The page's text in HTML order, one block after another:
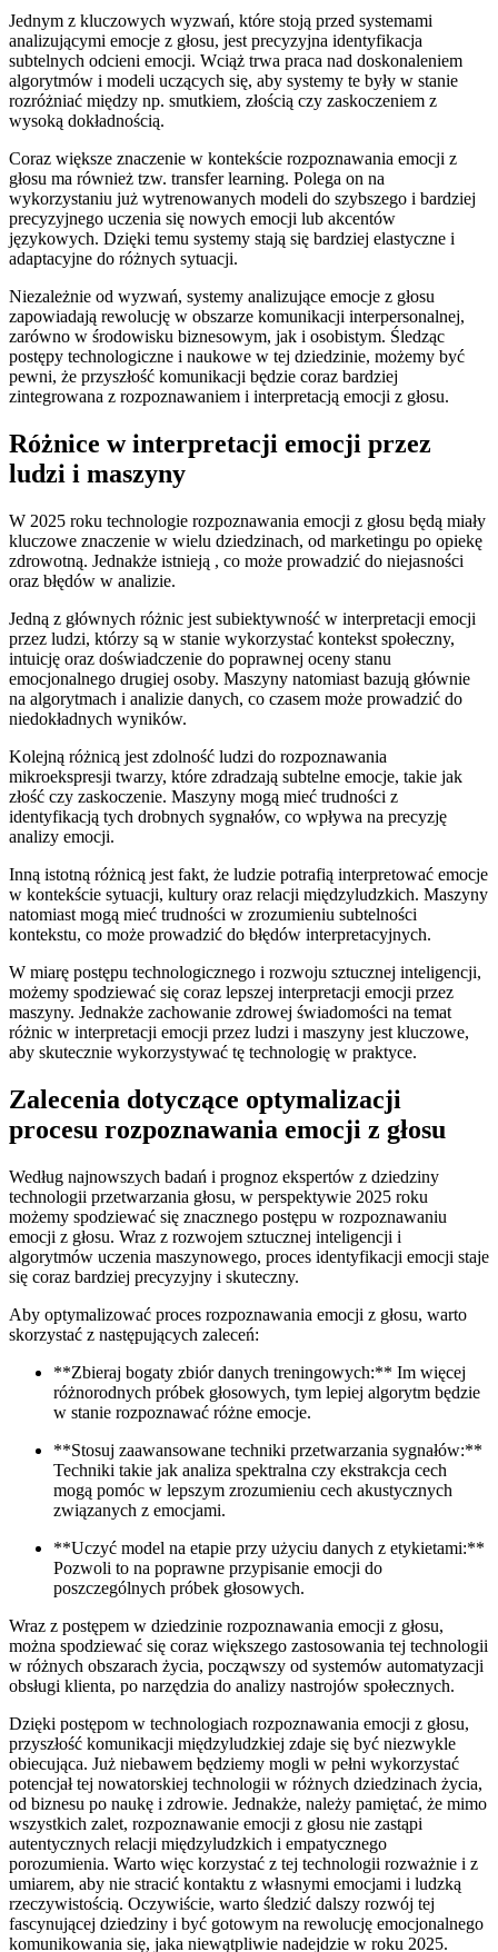
Jednym⁤ z kluczowych wyzwań, ‌które stoją przed systemami
analizującymi emocje z głosu, jest precyzyjna identyfikacja
⁢subtelnych odcieni emocji. Wciąż‍ trwa praca⁣ nad doskonaleniem⁣
algorytmów i modeli ⁤uczących ⁣się, aby systemy ‌te ‍były w⁤ stanie‍
rozróżniać między np. smutkiem, złością czy zaskoczeniem ⁤z
wysoką⁢ dokładnością.
Coraz ‍większe ⁣znaczenie w kontekście rozpoznawania emocji⁤ z
głosu‌ ma również⁤ tzw. transfer learning. Polega on na
wykorzystaniu‍ już wytrenowanych modeli ‍do ‌szybszego⁢ i bardziej
precyzyjnego⁣ uczenia się nowych emocji lub akcentów‍
językowych. Dzięki‌ temu systemy stają się bardziej‍ elastyczne i
adaptacyjne​ do różnych ​sytuacji.
Niezależnie od wyzwań, systemy analizujące emocje z głosu
zapowiadają rewolucję w obszarze komunikacji interpersonalnej,‌
zarówno w⁣ środowisku biznesowym,⁣ jak i osobistym. Śledząc
postępy technologiczne i naukowe w ⁢tej dziedzinie, ⁣możemy być
pewni,‌ że przyszłość komunikacji będzie coraz​ bardziej‌
zintegrowana z rozpoznawaniem i interpretacją emocji z głosu.
Różnice⁤ w interpretacji emocji przez
ludzi‌ i maszyny
W‌ 2025 roku technologie ⁢rozpoznawania​ emocji z głosu ⁣będą​ miały
‍kluczowe znaczenie⁤ w⁤ wielu dziedzinach, od marketingu ‍po opiekę
zdrowotną. ‍Jednakże istnieją⁢ , co może prowadzić ‌do niejasności
oraz błędów w ⁢analizie.
Jedną z głównych różnic​ jest subiektywność w interpretacji emocji‌
przez ludzi, którzy są w stanie ⁤wykorzystać kontekst społeczny,
intuicję oraz ⁤doświadczenie⁢ do poprawnej oceny ⁤stanu
emocjonalnego drugiej osoby. Maszyny natomiast bazują ⁢głównie
na ⁣algorytmach i analizie danych, co czasem może prowadzić do‌
niedokładnych wyników.
Kolejną różnicą jest zdolność ludzi ⁤do rozpoznawania‌
mikroekspresji twarzy, które zdradzają subtelne emocje, takie ⁤jak
złość czy zaskoczenie. Maszyny‍ mogą mieć trudności z‍
identyfikacją tych​ drobnych ⁤sygnałów, co wpływa na‍ precyzję‍
analizy emocji.
Inną istotną różnicą‌ jest fakt,‌ że ludzie​ potrafią interpretować emocje
w kontekście sytuacji,⁤ kultury oraz relacji międzyludzkich. Maszyny
natomiast mogą mieć⁢ trudności ⁣w zrozumieniu subtelności
kontekstu, co może prowadzić do błędów interpretacyjnych.
W miarę postępu ⁢technologicznego i rozwoju sztucznej ​inteligencji,
możemy spodziewać się coraz lepszej interpretacji emocji przez
maszyny. Jednakże‍ zachowanie zdrowej świadomości na temat
różnic w interpretacji emocji przez​ ludzi i ‍maszyny⁤ jest kluczowe,
aby skutecznie wykorzystywać tę technologię ⁤w praktyce.
Zalecenia dotyczące​ optymalizacji
procesu rozpoznawania emocji z​ głosu
Według najnowszych badań i prognoz ekspertów z ​dziedziny
technologii przetwarzania głosu, w ‍perspektywie 2025 roku
możemy spodziewać się znacznego postępu w⁣ rozpoznawaniu
emocji z głosu. Wraz z rozwojem sztucznej inteligencji i
‌algorytmów uczenia maszynowego, proces‌ identyfikacji ⁤emocji staje
się coraz ⁣bardziej precyzyjny i skuteczny.
Aby ​optymalizować ⁢proces rozpoznawania emocji z głosu, warto
skorzystać z następujących zaleceń:
**Zbieraj bogaty zbiór danych treningowych:** Im więcej
różnorodnych próbek głosowych, ⁤tym lepiej algorytm będzie
w stanie rozpoznawać różne emocje.
**Stosuj zaawansowane ⁢techniki przetwarzania sygnałów:**⁢
Techniki takie ‌jak analiza spektralna czy ekstrakcja⁤ cech
mogą pomóc w lepszym zrozumieniu cech akustycznych⁢
związanych z emocjami.
**Uczyć⁤ model na etapie przy użyciu danych z etykietami:**
Pozwoli to na poprawne przypisanie emocji ⁣do
⁤poszczególnych próbek głosowych.
Wraz z postępem ‍w‌ dziedzinie rozpoznawania‌ emocji z głosu,
można spodziewać się coraz większego⁢ zastosowania tej technologii
w różnych obszarach życia, począwszy od systemów​ automatyzacji
obsługi klienta, po narzędzia‌ do​ analizy nastrojów społecznych.
Dzięki postępom w ‌technologiach‍ rozpoznawania emocji z głosu,
przyszłość komunikacji międzyludzkiej zdaje się⁢ być niezwykle⁢
obiecująca. Już niebawem będziemy mogli w‌ pełni wykorzystać
potencjał tej nowatorskiej technologii w ‌różnych dziedzinach życia,
od biznesu po ⁢naukę i zdrowie. Jednakże, należy pamiętać,‍ że mimo
wszystkich zalet, rozpoznawanie emocji z‌ głosu nie zastąpi
autentycznych‍ relacji międzyludzkich i empatycznego
porozumienia.⁢ Warto‍ więc korzystać z tej technologii rozważnie‍ i⁤ z
umiarem,​ aby nie stracić kontaktu ​z własnymi emocjami‍ i ludzką
rzeczywistością. Oczywiście, warto śledzić dalszy‍ rozwój tej
fascynującej dziedziny i być gotowym‍ na rewolucję emocjonalnego
komunikowania się, jaka niewątpliwie nadejdzie ⁢w roku 2025.